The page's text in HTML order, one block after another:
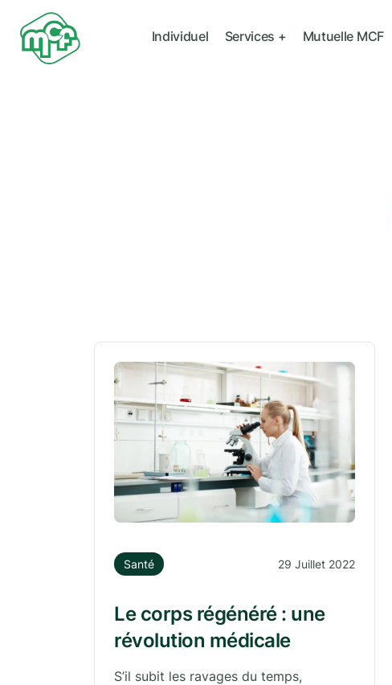
Individuel Services + Mutuelle MCF
Santé 29 Juillet 2022
Le corps régénéré : une
révolution médicale
S’il subit les ravages du temps,